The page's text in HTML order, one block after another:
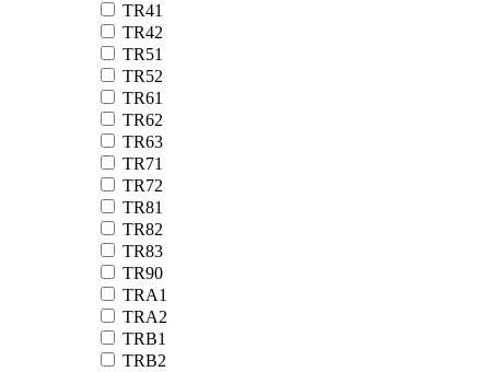
TR41
TR42
TR51
TR52
TR61
TR62
TR63
TR71
TR72
TR81
TR82
TR83
TR90
TRA1
TRA2
TRB1
TRB2